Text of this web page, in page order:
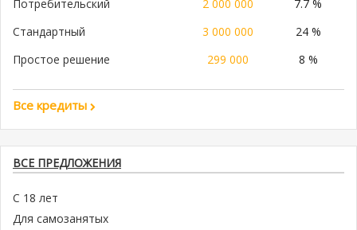
Потребительский 2 000 000
7.7 %
Стандартный
3 000 000
24 %
Простое решение
299 000 8 %
Все кредиты
ВСЕ ПРЕДЛОЖЕНИЯ
С 18 лет
Для самозанятых